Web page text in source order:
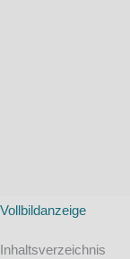
Vollbildanzeige
Inhaltsverzeichnis